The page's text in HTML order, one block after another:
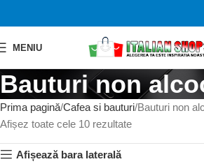
MENIU
Bauturi non
Prima pagină Cafea si bauturi Bauturi non
Afișez toate cele 10 rezultate
Afișează bara laterală